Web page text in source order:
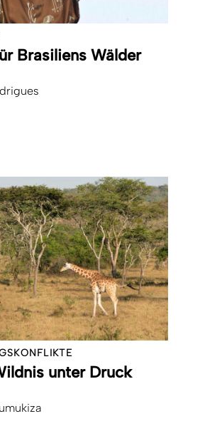
Brasiliens Wälder
unter Druck